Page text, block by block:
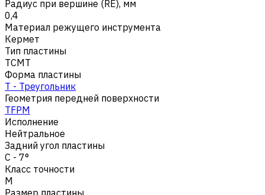
Радиус при вершине (RE), мм
0,4
Материал режущего инструмента
Кермет
Тип пластины
TCMT
Форма пластины
T - Треугольник
Геометрия передней поверхности
TFPM
Исполнение
Нейтральное
Задний угол пластины
C - 7°
Класс точности
M
Размер пластины